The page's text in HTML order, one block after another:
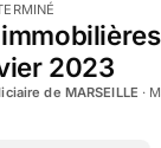
2023
de MARSEILLE ·